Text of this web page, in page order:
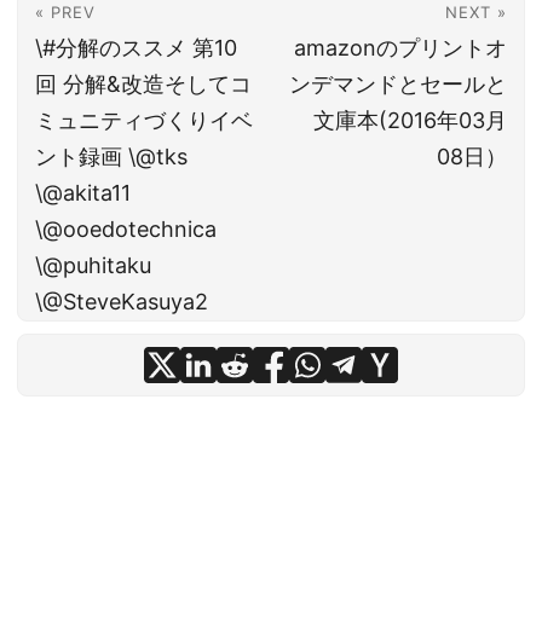
« PREV
\#分解のススメ 第10
回 分解&改造そしてコ
ミュニティづくりイベ
ント録画 \@tks
\@akita11
\@ooedotechnica
\@puhitaku
\@SteveKasuya2
NEXT »
amazonのプリントオ
ンデマンドとセールと
文庫本(2016年03月
08日）